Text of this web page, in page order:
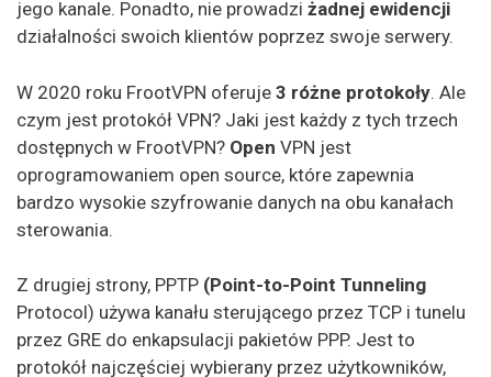
jego kanale. Ponadto, nie prowadzi żadnej ewidencji
działalności swoich klientów poprzez swoje serwery.
W 2020 roku FrootVPN oferuje 3 różne protokoły. Ale
czym jest protokół VPN? Jaki jest każdy z tych trzech
dostępnych w FrootVPN? Open VPN jest
oprogramowaniem open source, które zapewnia
bardzo wysokie szyfrowanie danych na obu kanałach
sterowania.
Z drugiej strony, PPTP (Point-to-Point Tunneling
Protocol) używa kanału sterującego przez TCP i tunelu
przez GRE do enkapsulacji pakietów PPP. Jest to
protokół najczęściej wybierany przez użytkowników,